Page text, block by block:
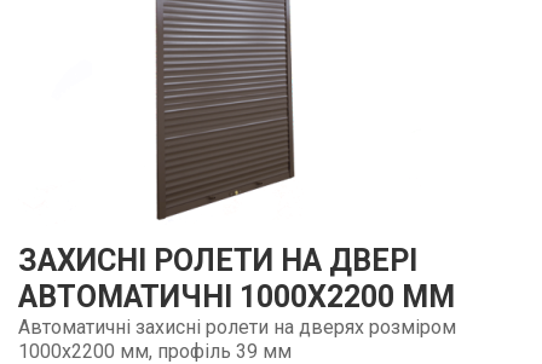
ЗАХИСНІ РОЛЕТИ НА ДВЕРІ
АВТОМАТИЧНІ 1000Х2200 ММ
Автоматичні захисні ролети на дверях розміром
1000х2200 мм, профіль 39 мм